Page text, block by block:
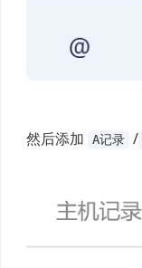
然后添加 A记录 /